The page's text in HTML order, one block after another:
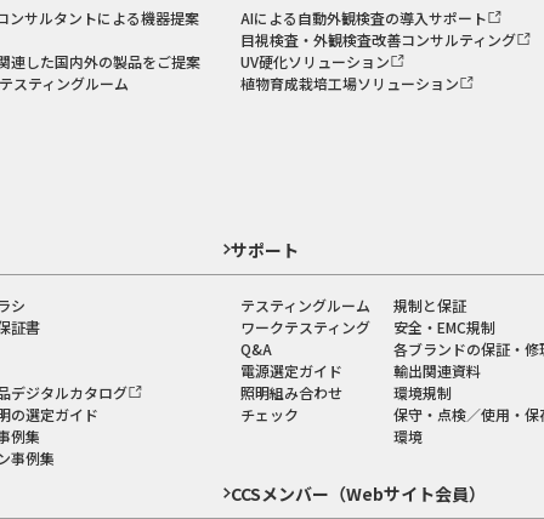
ンサルタントによる機器提案
連した国内外の製品をご提案
スティングルーム
AIによる自動外観検査の導入サポート
目視検査・外観検査改善コンサルティング
UV硬化ソリューション
植物育成栽培工場ソリューション
シ
証書
デジタルカタログ
の選定ガイド
例集
事例集
サポート
テスティングルーム
ワークテスティング
Q&A
電源選定ガイド
照明組み合わせ
チェック
規制と保証
安全・EMC規制
各ブランドの保証・修
輸出関連資料
環境規制
保守・点検／使用・保
環境
CCSメンバー（Webサイト会員）